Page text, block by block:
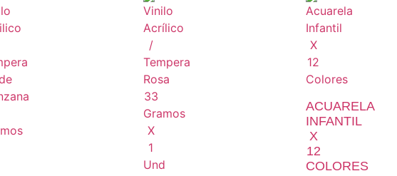
ACUARELA
INFANTIL
X
12
COLORES